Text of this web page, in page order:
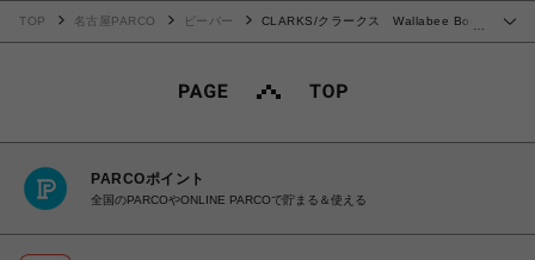
…
TOP 名古屋PARCO ビーバー
CLARKS/クラークス Wallabee Boot
PARCOポイント
全国のPARCOやONLINE PARCOで貯まる＆使える